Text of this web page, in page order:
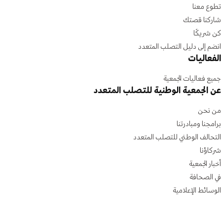
تطوع معنا
شاركنا قصتك
كن شريكًا
انضم إلى دليل التصلب المتعدد
الفعاليات
جميع فعاليات الجمعية
عن الجمعية الوطنية للتصلب المتعدد
من نحن
برامجنا ومبادرتنا
التحالف الوطني للتصلب المتعدد
شركاؤنا
أخبار الجمعية
في الصحافة
الوسائط الإعلامية